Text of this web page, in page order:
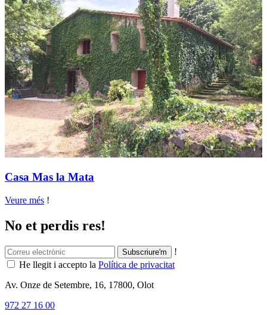
Casa Mas la Mata
Veure més !
No et perdis res!
!
He llegit i accepto la Política de privacitat
Av. Onze de Setembre, 16, 17800, Olot
972 27 16 00